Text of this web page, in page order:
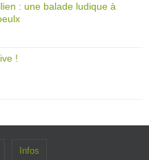
: une balade ludique à
!
Infos